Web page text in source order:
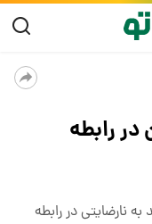
رابطه
نارضایتی‌ در رابطه